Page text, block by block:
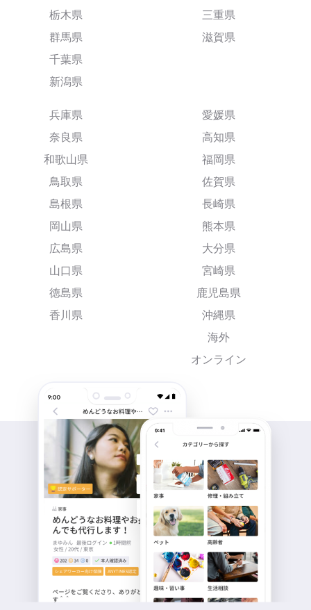
栃木県
群馬県
千葉県
新潟県
三重県
滋賀県
兵庫県
奈良県
和歌山県
鳥取県
島根県
岡山県
広島県
山口県
徳島県
香川県
愛媛県
高知県
福岡県
佐賀県
長崎県
熊本県
大分県
宮崎県
鹿児島県
沖縄県
海外
オンライン